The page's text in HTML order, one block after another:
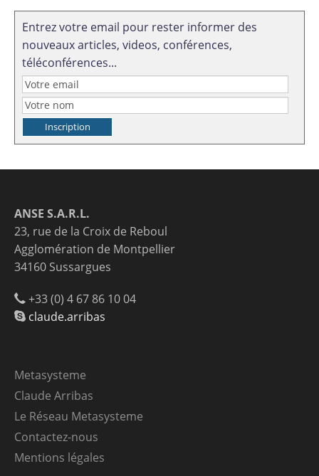
Entrez votre email pour rester informer des
nouveaux articles, videos, conférences,
téléconférences...
ANSE S.A.R.L.
23, rue de la Croix de Reboul
Agglomération de Montpellier
34160 Sussargues
+33 (0) 4 67 86 10 04
claude.arribas
Metasysteme
Claude Arribas
Le Réseau Metasysteme
Contactez-nous
Mentions légales